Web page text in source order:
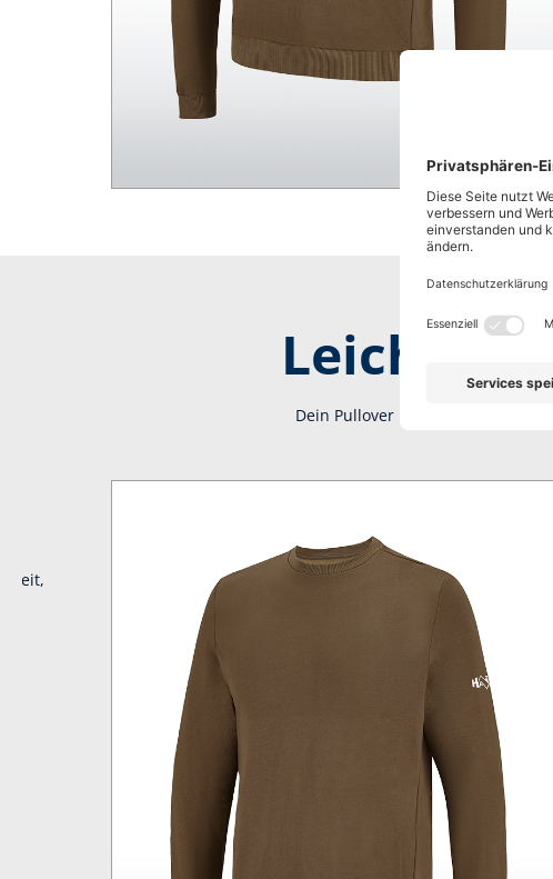
Leicht,
Dein Pullover mit natürlichen